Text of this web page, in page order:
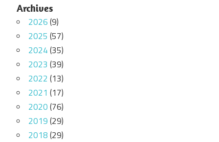
Archives
2026(9)
2025 (57)
2024(35)
2023 (39)
2022 (13)
2021 (17)
2020(76)
2019(29)
2018(29)